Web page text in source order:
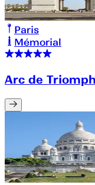
Paris
Mémorial
Arc de